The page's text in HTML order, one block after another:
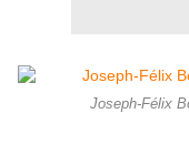
Joseph-Félix